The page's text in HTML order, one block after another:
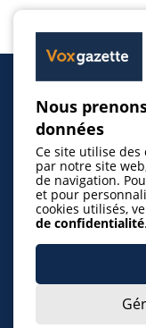
Inscrire un
© 2026
Nous
données
Ce site utilise des
par notre site
de navigation.
et pour
cookies utilisés,
de confidentialité.